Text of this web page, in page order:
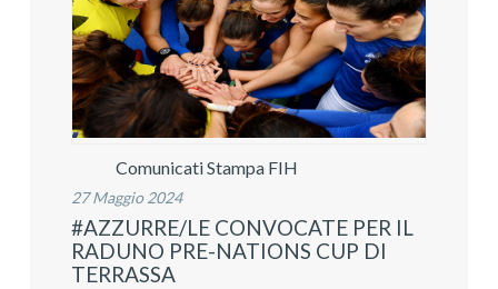
Comunicati Stampa FIH
27 Maggio 2024
#AZZURRE/LE CONVOCATE PER IL
RADUNO PRE-NATIONS CUP DI
TERRASSA